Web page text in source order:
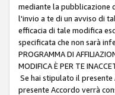
mediante la pubblicazione
l'invio a te di un avviso di
efficacia di tale modifica
specificata che non sarà
PROGRAMMA DI
MODIFICA È PER TE
Se hai stipulato il presente
presente Accordo verrà